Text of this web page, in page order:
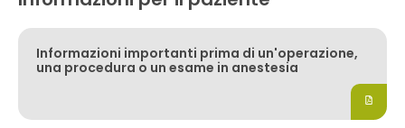
Informazioni importanti prima di un'operazione,
una procedura o un esame in anestesia